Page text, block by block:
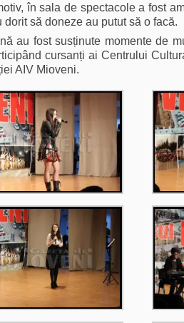
în sala de spectacole a fost
dorit să doneze au putut să o facă.
au fost susținute momente de
cursanți ai Centrului
AIV Mioveni.